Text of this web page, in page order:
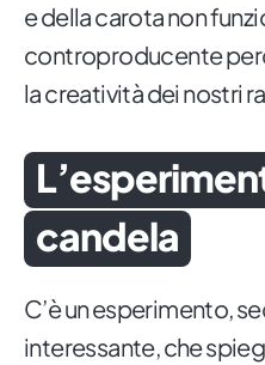
e della carota non
controproducente
la creatività dei nostri
candela
C’è un esperimento,
interessante, che